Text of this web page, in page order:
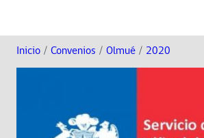
Inicio / Convenios / Olmué / 2020